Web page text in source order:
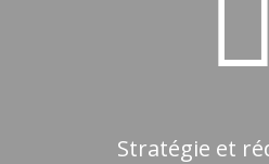
Stratégie et